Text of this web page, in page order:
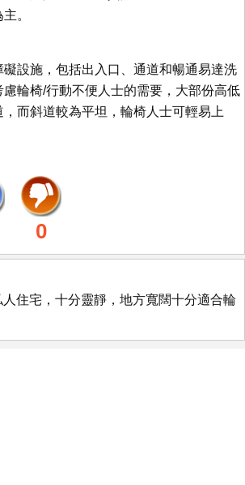
。
設施，包括出入口、通道和暢通易達洗
輪椅/行動不便人士的需要，大部份高低
而斜道較為平坦，輪椅人士可輕易上
0
住宅，十分靈靜，地方寬闊十分適合輪